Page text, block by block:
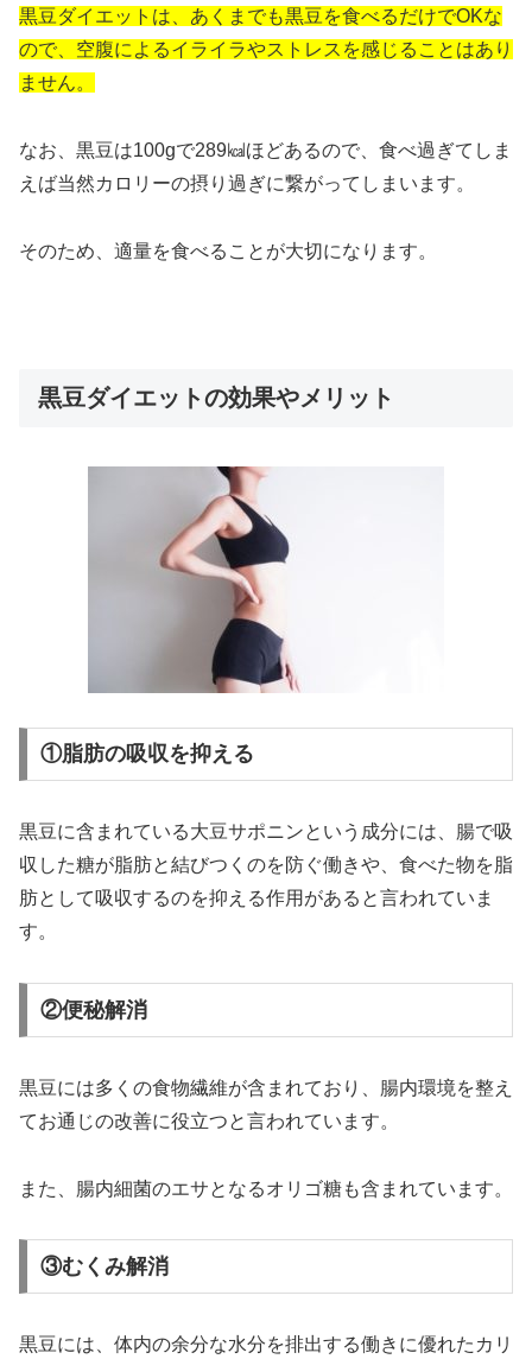
黒豆ダイエットは、あくまでも黒豆を食べるだけでOKな
ので、空腹によるイライラやストレスを感じることはあり
ません。
なお、黒豆は100gで289㎉ほどあるので、食べ過ぎてしま
えば当然カロリーの摂り過ぎに繋がってしまいます。
そのため、適量を食べることが大切になります。
黒豆ダイエットの効果やメリット
①脂肪の吸収を抑える
黒豆に含まれている大豆サポニンという成分には、腸で吸
収した糖が脂肪と結びつくのを防ぐ働きや、食べた物を脂
肪として吸収するのを抑える作用があると言われていま
す。
②便秘解消
黒豆には多くの食物繊維が含まれており、腸内環境を整え
てお通じの改善に役立つと言われています。
また、腸内細菌のエサとなるオリゴ糖も含まれています。
③むくみ解消
黒豆には、体内の余分な水分を排出する働きに優れたカリ